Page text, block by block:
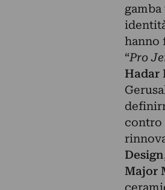
hanno
“Pro
Hadar
contro
Major